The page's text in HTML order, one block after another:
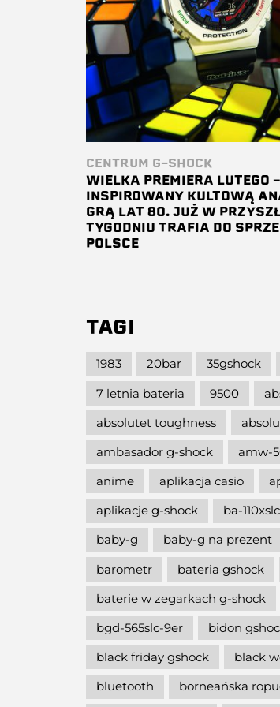
CENTRUM G-SHOCK
WIELKA PREMIERA LUTEGO
INSPIROWANY KULTOWĄ
GRĄ LAT 80. JUŻ W
TYGODNIU TRAFIA DO
POLSCE
TAGI
1983 20bar 35gshock
7 letnia bateria
9500
absolutet toughness
ambasador g-shock
amw-
anime
aplikacja casio
aplikacje g-shock
ba-
baby-g
baby-g na prezent
barometr
bateria gshock
baterie w zegarkach g-shock
bgd-565slc-9er
bidon
black friday gshock
black
bluetooth
borneańska